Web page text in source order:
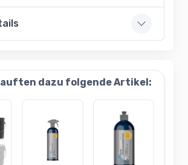
dazu folgende Artikel: